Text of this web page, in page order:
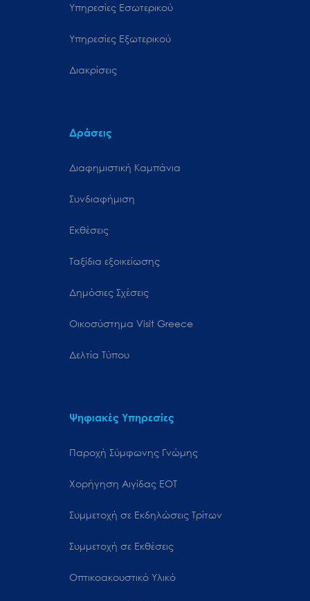
Υπηρεσίες Εσωτερικού
Υπηρεσίες Εξωτερικού
Διακρίσεις
Δράσεις
Διαφημιστική Καμπάνια
Συνδιαφήμιση
Εκθέσεις
Ταξίδια εξοικείωσης
Δημόσιες Σχέσεις
Oικοσύστημα Visit Greece
Δελτία Τύπου
Ψηφιακές Υπηρεσίες
Παροχή Σύμφωνης Γνώμης
Χορήγηση Αιγίδας ΕΟΤ
Συμμετοχή σε Εκδηλώσεις Τρίτων
Συμμετοχή σε Εκθέσεις
Οπτικοακουστικό Υλικό